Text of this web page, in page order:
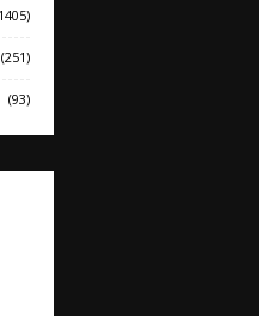
(251)
(93)